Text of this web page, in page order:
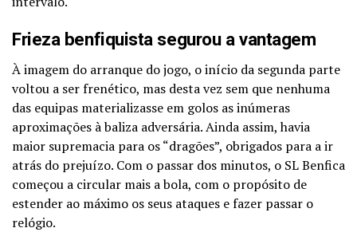
Frieza benfiquista segurou a vantagem
À imagem do arranque do jogo, o início da segunda parte
voltou a ser frenético, mas desta vez sem que nenhuma
das equipas materializasse em golos as inúmeras
aproximações à baliza adversária. Ainda assim, havia
maior supremacia para os “dragões”, obrigados para a ir
atrás do prejuízo. Com o passar dos minutos, o SL Benfica
começou a circular mais a bola, com o propósito de
estender ao máximo os seus ataques e fazer passar o
relógio.